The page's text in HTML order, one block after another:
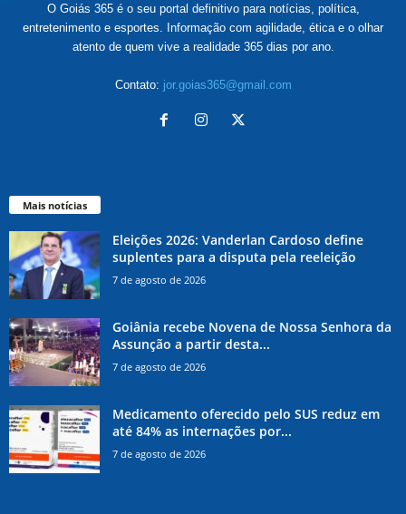
O Goiás 365 é o seu portal definitivo para notícias, política,
entretenimento e esportes. Informação com agilidade, ética e o olhar
atento de quem vive a realidade 365 dias por ano.
Contato: jor.goias365@gmail.com
Mais notícias
Eleições 2026: Vanderlan Cardoso define
suplentes para a disputa pela reeleição
7 de agosto de 2026
Goiânia recebe Novena de Nossa Senhora da
Assunção a partir desta...
7 de agosto de 2026
Medicamento oferecido pelo SUS reduz em
até 84% as internações por...
7 de agosto de 2026